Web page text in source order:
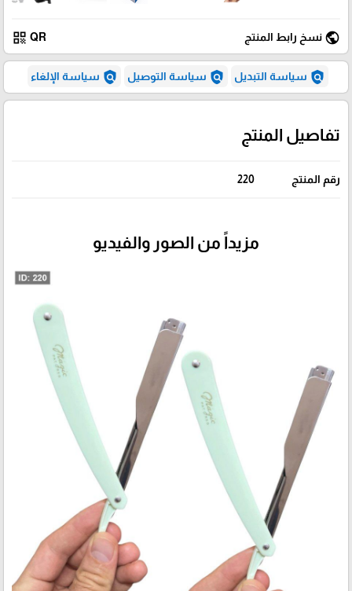
public نسخ رابط المنتج QR
qr_code
policy سياسة التبديل policy سياسة التوصيل policy سياسة الإلغاء
تفاصيل المنتج
رقم المنتج 220
مزيداً من الصور والفيديو